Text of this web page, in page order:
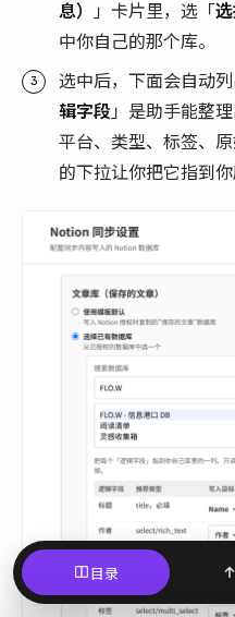
息）
」卡片里，选「
中你自己的那个库。
选中后，下面会自动
辑字段 」是助手能整
平台、类型、标签、
的下拉让你把它指到
目录